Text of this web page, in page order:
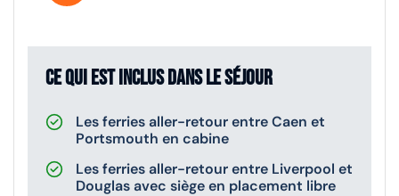
Ce qui est inclus dans le séjour
Les ferries aller-retour entre Caen et
Portsmouth en cabine
Les ferries aller-retour entre Liverpool et
Douglas avec siège en placement libre